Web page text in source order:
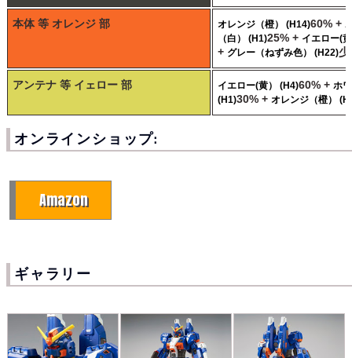
本体 等 オレンジ 部 オレンジ（橙） (H14)60% +
（白） (H1)25% + イエロー(
+ グレー（ねずみ色） (H22)
アンテナ 等 イェロー 部 イエロー(黄） (H4)60% + ホ
(H1)30% + オレンジ（橙）
オンラインショップ:
Amazon
ギャラリー